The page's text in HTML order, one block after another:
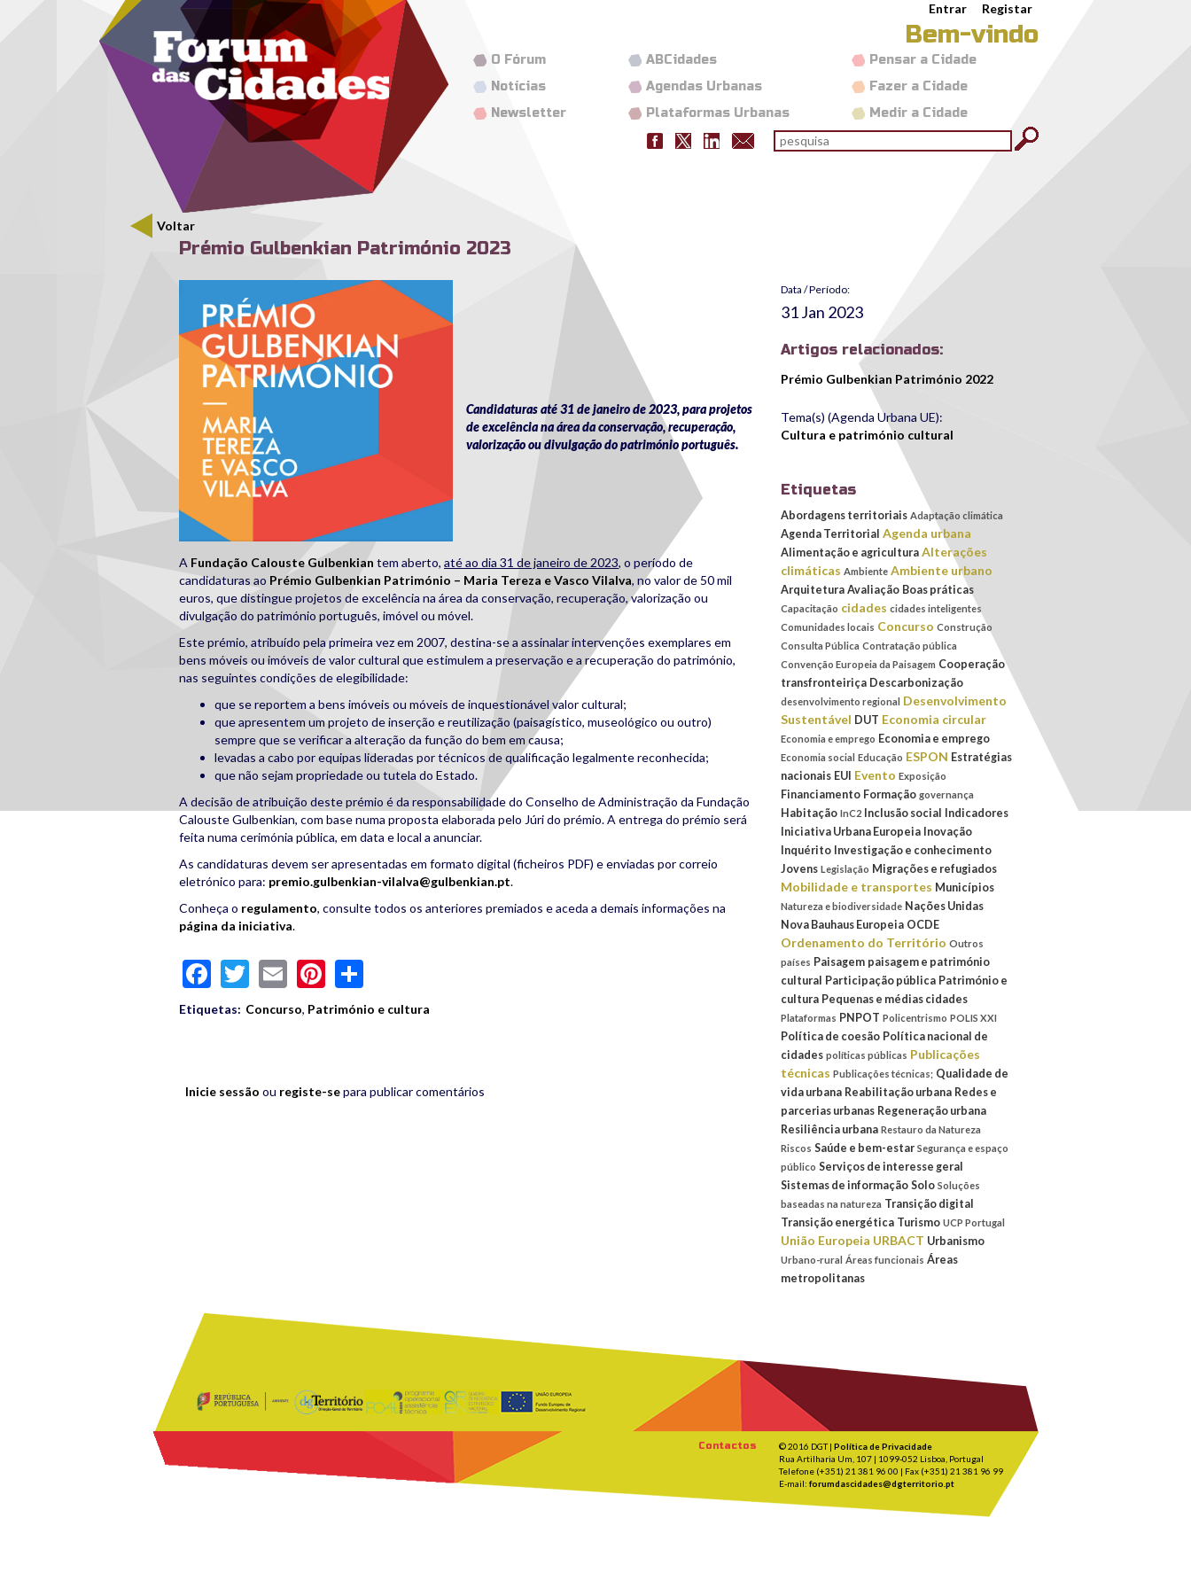
Passar para o conteúdo principalMenu secundário Entrar Registar
Bem-vindo
Pensar a Cidade
Fazer a Cidade
Medir a Cidade
ABCidades
Agendas Urbanas
Plataformas Urbanas
O Fórum
Notícias
Newsletter
Formulário de pesquisa
pesquisar
Voltar
Prémio Gulbenkian Património 2023
Candidaturas até 31 de janeiro de 2023, para projetos
de excelência na área da conservação, recuperação,
valorização ou divulgação do património português.
A Fundação Calouste Gulbenkian tem aberto, até ao dia 31 de janeiro de 2023, o período de
candidaturas ao Prémio Gulbenkian Património – Maria Tereza e Vasco Vilalva, no valor de 50 mil
euros, que distingue projetos de excelência na área da conservação, recuperação, valorização ou
divulgação do património português, imóvel ou móvel.
Este prémio, atribuído pela primeira vez em 2007, destina-se a assinalar intervenções exemplares em
bens móveis ou imóveis de valor cultural que estimulem a preservação e a recuperação do património,
nas seguintes condições de elegibilidade:
que se reportem a bens imóveis ou móveis de inquestionável valor cultural;
que apresentem um projeto de inserção e reutilização (paisagístico, museológico ou outro)
sempre que se verificar a alteração da função do bem em causa;
levadas a cabo por equipas lideradas por técnicos de qualificação legalmente reconhecida;
que não sejam propriedade ou tutela do Estado.
A decisão de atribuição deste prémio é da responsabilidade do Conselho de Administração da Fundação
Calouste Gulbenkian, com base numa proposta elaborada pelo Júri do prémio. A entrega do prémio será
feita numa cerimónia pública, em data e local a anunciar.
As candidaturas devem ser apresentadas em formato digital (ficheiros PDF) e enviadas por correio
eletrónico para: premio.gulbenkian-vilalva@gulbenkian.pt.
Conheça o regulamento, consulte todos os anteriores premiados e aceda a demais informações na
página da iniciativa.
Facebook
Twitter
EmailPinterest
Etiquetas: Concurso, Património e cultura
Inicie sessão ou registe-separa publicar comentários
Data / Período:
31 Jan 2023
Artigos relacionados:
Prémio Gulbenkian Património 2022
Tema(s) (Agenda Urbana UE):
Cultura e património cultural
Etiquetas
Abordagens territoriais Adaptação climática
Agenda Territorial Agenda urbana
Alimentação e agricultura Alterações
climáticas Ambiente Ambiente urbano
Arquitetura Avaliação Boas práticas
Capacitação cidades cidades inteligentes
Comunidades locais Concurso Construção
Consulta Pública Contratação pública
Convenção Europeia da Paisagem Cooperação
transfronteiriça Descarbonização
desenvolvimento regional Desenvolvimento
Sustentável DUT Economia circular
Economia e emprego Economia e emprego
Economia social Educação ESPON Estratégias
nacionais EUI Evento Exposição
Financiamento Formação governança
Habitação InC2 Inclusão social Indicadores
Iniciativa Urbana Europeia Inovação
Inquérito Investigação e conhecimento
Jovens Legislação Migrações e refugiados
Mobilidade e transportes Municípios
Natureza e biodiversidade Nações Unidas
Nova Bauhaus Europeia OCDE
Ordenamento do Território Outros
países Paisagem paisagem e património
cultural Participação pública Património e
cultura Pequenas e médias cidades
Plataformas PNPOT Policentrismo POLIS XXI
Política de coesão Política nacional de
cidades políticas públicas Publicações
técnicas Publicações técnicas; Qualidade de
vida urbana Reabilitação urbana Redes e
parcerias urbanas Regeneração urbana
Resiliência urbana Restauro da Natureza
Riscos Saúde e bem-estar Segurança e espaço
público Serviços de interesse geral
Sistemas de informação Solo Soluções
baseadas na natureza Transição digital
Transição energética Turismo UCP Portugal
União Europeia URBACT Urbanismo
Urbano-rural Áreas funcionais Áreas
metropolitanas
Contactos © 2016 DGT |Política de Privacidade
Rua Artilharia Um, 107 | 1099-052 Lisboa, Portugal
Telefone (+351) 21 381 96 00 | Fax (+351) 21 381 96 99
E-mail:forumdascidades@dgterritorio.pt